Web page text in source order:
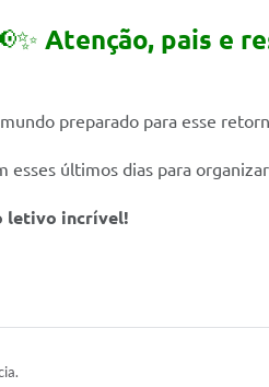
Atenção, pais e
preparado para esse
esses últimos dias para
letivo incrível!